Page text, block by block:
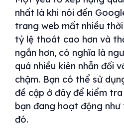
nhất là khi nói đến
trang web mất nhiều
tỷ lệ thoát cao hơn và
ngắn hơn, có nghĩa là
quá nhiều kiên nhẫn đối
chậm. Bạn có thể sử
đề cập ở đây để kiểm
bạn đang hoạt động như
đó.